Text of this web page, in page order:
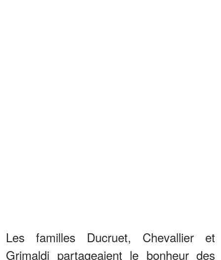
Les familles Ducruet, Chevallier et
Grimaldi partageaient le bonheur des